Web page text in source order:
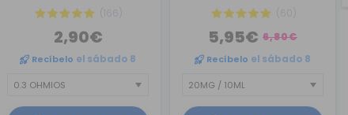
(166)
2,90€
Recíbelo el sábado 8
(60)
5,95€ 6,80€
Recíbelo el sábado 8